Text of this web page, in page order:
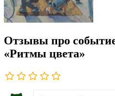
Отзывы про
«Ритмы цвета»